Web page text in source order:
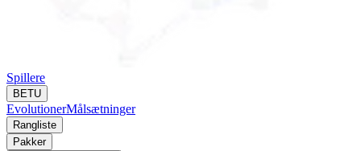
Spillere
BETU
EvolutionerMålsætninger
Rangliste
Pakker